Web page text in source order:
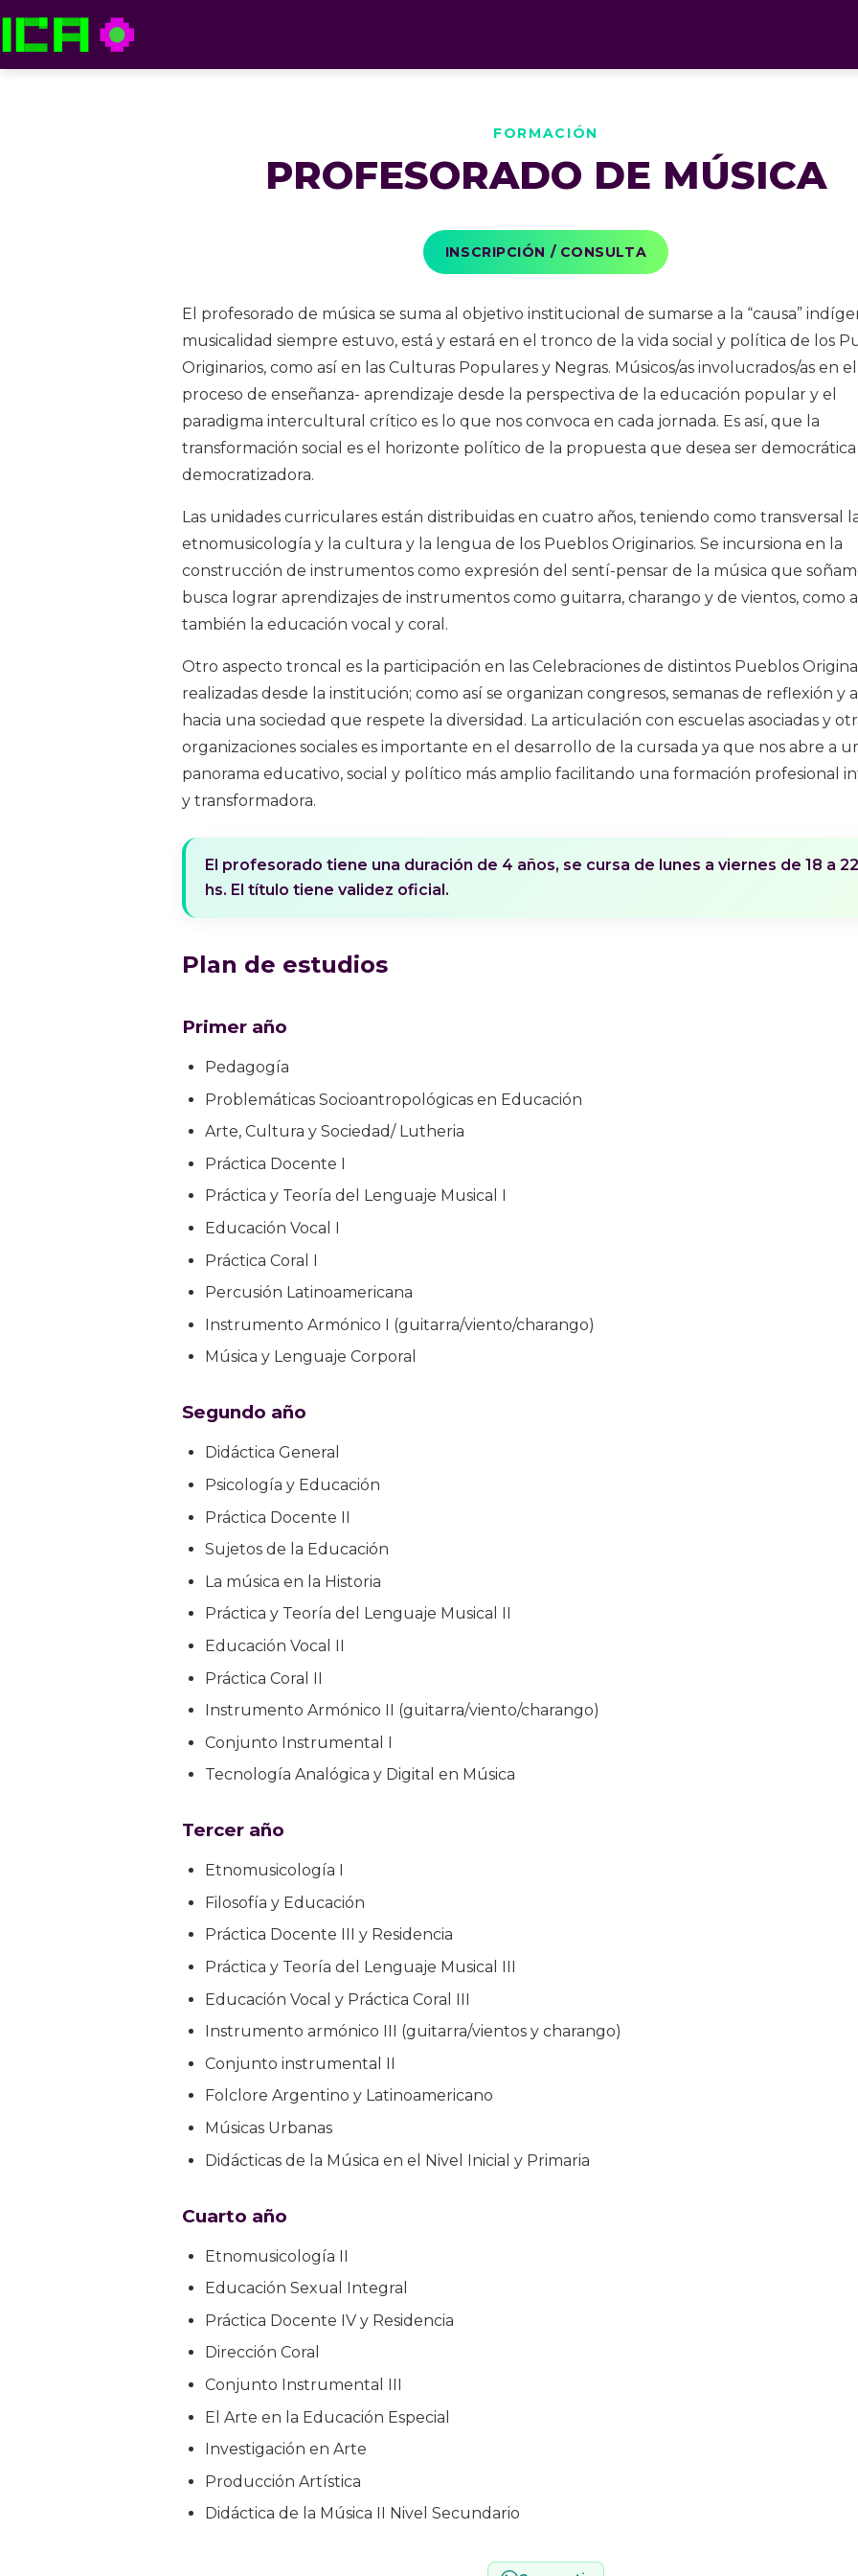
ICA — Instituto de Culturas Aborígenes
FORMACIÓN
PROFESORADO DE MÚSICA
INSCRIPCIÓN / CONSULTA
El profesorado de música se suma al objetivo institucional de sumarse a la “causa”
musicalidad siempre estuvo, está y estará en el tronco de la vida social y política de los
Originarios, como así en las Culturas Populares y Negras. Músicos/as involucrados/as en el
proceso de enseñanza- aprendizaje desde la perspectiva de la educación popular y el
paradigma intercultural crítico es lo que nos convoca en cada jornada. Es así, que la
transformación social es el horizonte político de la propuesta que desea ser
democratizadora.
Las unidades curriculares están distribuidas en cuatro años, teniendo como transversal
etnomusicología y la cultura y la lengua de los Pueblos Originarios. Se incursiona en la
construcción de instrumentos como expresión del sentí-pensar de la música que
busca lograr aprendizajes de instrumentos como guitarra, charango y de vientos, como
también la educación vocal y coral.
Otro aspecto troncal es la participación en las Celebraciones de distintos Pueblos
realizadas desde la institución; como así se organizan congresos, semanas de reflexión y
hacia una sociedad que respete la diversidad. La articulación con escuelas asociadas y
organizaciones sociales es importante en el desarrollo de la cursada ya que nos abre a
panorama educativo, social y político más amplio facilitando una formación profesional
y transformadora.
El profesorado tiene una duración de 4 años, se cursa de lunes a viernes de 18 a
hs. El título tiene validez oficial.
Plan de estudios
Primer año
Pedagogía
Problemáticas Socioantropológicas en Educación
Arte, Cultura y Sociedad/ Lutheria
Práctica Docente I
Práctica y Teoría del Lenguaje Musical I
Educación Vocal I
Práctica Coral I
Percusión Latinoamericana
Instrumento Armónico I (guitarra/viento/charango)
Música y Lenguaje Corporal
Segundo año
Didáctica General
Psicología y Educación
Práctica Docente II
Sujetos de la Educación
La música en la Historia
Práctica y Teoría del Lenguaje Musical II
Educación Vocal II
Práctica Coral II
Instrumento Armónico II (guitarra/viento/charango)
Conjunto Instrumental I
Tecnología Analógica y Digital en Música
Tercer año
Etnomusicología I
Filosofía y Educación
Práctica Docente III y Residencia
Práctica y Teoría del Lenguaje Musical III
Educación Vocal y Práctica Coral III
Instrumento armónico III (guitarra/vientos y charango)
Conjunto instrumental II
Folclore Argentino y Latinoamericano
Músicas Urbanas
Didácticas de la Música en el Nivel Inicial y Primaria
Cuarto año
Etnomusicología II
Educación Sexual Integral
Práctica Docente IV y Residencia
Dirección Coral
Conjunto Instrumental III
El Arte en la Educación Especial
Investigación en Arte
Producción Artística
Didáctica de la Música II Nivel Secundario